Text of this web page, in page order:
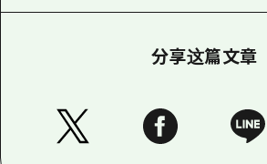
分享这篇文章